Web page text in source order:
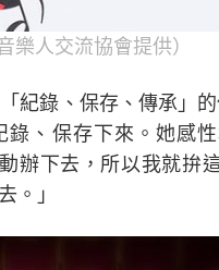
樂人交流協會提供）
紀錄、保存、傳承」
、保存下來。她感
辦下去，所以我就拚
。」